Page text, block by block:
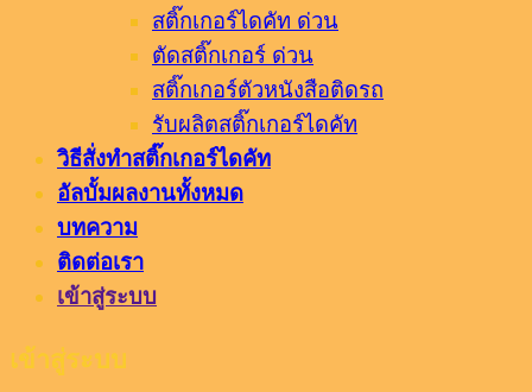
สติ๊กเกอร์ไดคัท ด่วน
ตัดสติ๊กเกอร์ ด่วน
สติ๊กเกอร์ตัวหนังสือติดรถ
รับผลิตสติ๊กเกอร์ไดคัท
วิธีสั่งทำสติ๊กเกอร์ไดคัท
อัลบั้มผลงานทั้งหมด
บทความ
ติดต่อเรา
เข้าสู่ระบบ
เข้าสู่ระบบ